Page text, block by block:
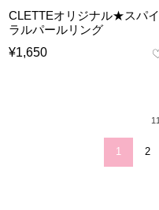
CLETTEオリジナル★スパイ
ラルパールリング
¥1,650
1 2